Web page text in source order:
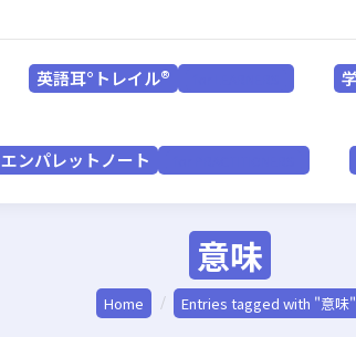
英語耳°トレイル®
エンパレットノート
意味
You are here:
Home Entries tagged with "意味"
英語耳°トレイル® for LEARNERS